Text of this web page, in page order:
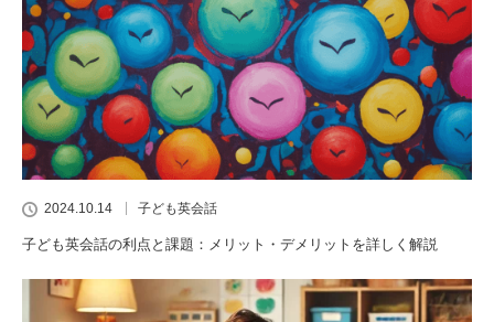
2024.10.14 子ども英会話
子ども英会話の利点と課題：メリット・デメリットを詳しく解説